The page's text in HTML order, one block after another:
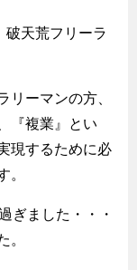
破天荒フリーラ
リーマンの方、
『複業』とい
現するために必
。
ぎました・・・
。